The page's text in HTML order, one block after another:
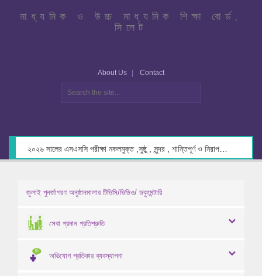
মাধ্যমিক ও উচ্চ মাধ্যমিক শিক্ষা বোর্ড,
সিলেট
About Us Contact
জুলাই পুনর্জাগরণ অনুষ্ঠানমালার টিভিসি/ভিডিও/ ডকুমেন্টারি
সেবা প্রদান প্রতিশ্রুতি
অভিযোগ প্রতিকার ব্যবস্থাপনা